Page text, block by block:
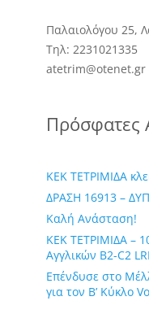
Παλαιολόγου 25,
Τηλ: 2231021335
atetrim@otenet.gr
Πρόσφατες
ΚΕΚ ΤΕΤΡΙΜΙΔΑ
ΔΡΑΣΗ 16913 –
Καλή Ανάσταση!
ΚΕΚ ΤΕΤΡΙΜΙΔΑ –
Αγγλικών B2-C2
Επένδυσε στο
για τον Β’ Κύκλο